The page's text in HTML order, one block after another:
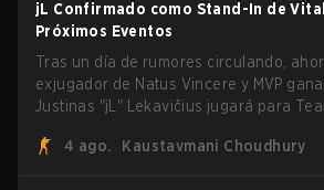
jL Confirmado como Stand-In de
Próximos Eventos
Tras un día de rumores circulando,
exjugador de Natus Vincere y MVP
Justinas "jL" Lekavičius jugará para
lituano dio la noticia él mismo en
4 ago. Kaustavmani Choudhury